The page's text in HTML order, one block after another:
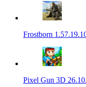
Frostborn
Pixel Gun 3D